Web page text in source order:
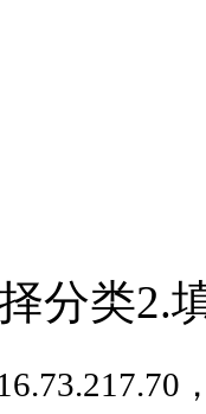
分类2.